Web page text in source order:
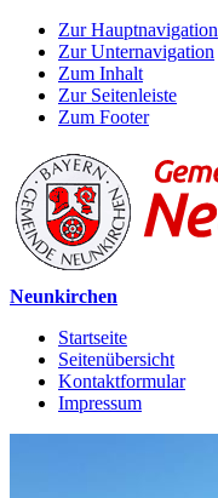
Zur Hauptnavigation
Zur Unternavigation
Zum Inhalt
Zur Seitenleiste
Zum Footer
Neunkirchen
Startseite
Seitenübersicht
Kontaktformular
Impressum